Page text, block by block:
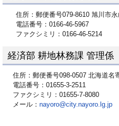
住所：郵便番号079-8610 旭川市永
電話番号：0166-46-5967
ファクシミリ：0166-46-5214
経済部 耕地林務課 管理係
住所：郵便番号098-0507 北海道名
電話番号：01655-3-2511
ファクシミリ：01655-7-8080
メール： nayoro@city.nayoro.lg.jp